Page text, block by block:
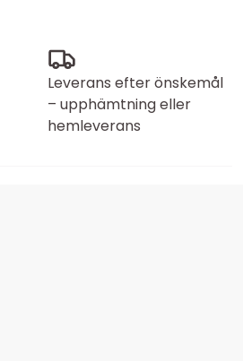
Leverans efter önskemål
– upphämtning eller
hemleverans